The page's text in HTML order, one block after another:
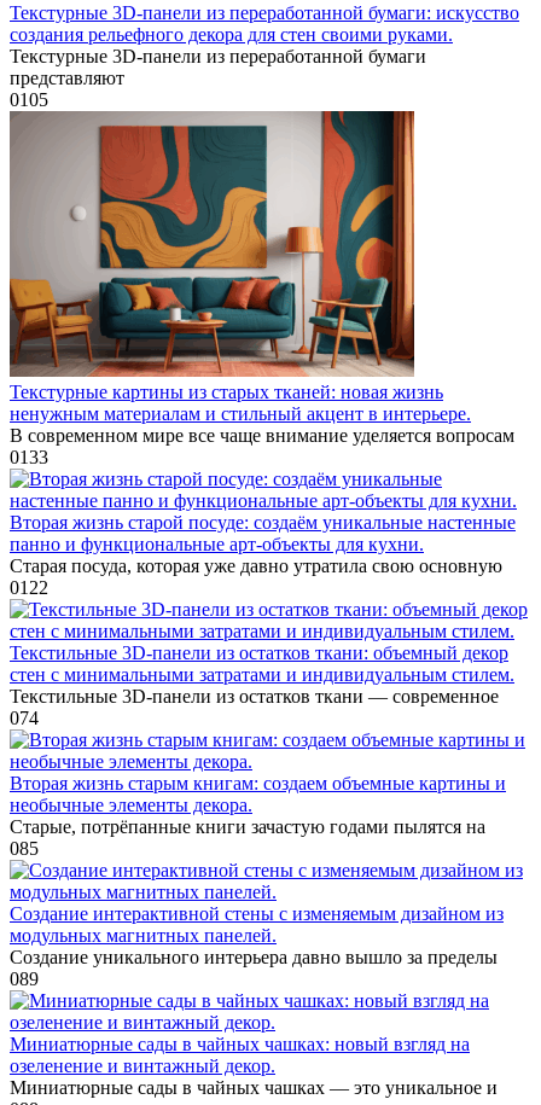
Текстурные 3D-панели из переработанной бумаги: искусство
создания рельефного декора для стен своими руками.
Текстурные 3D-панели из переработанной бумаги
представляют
0105
Текстурные картины из старых тканей: новая жизнь
ненужным материалам и стильный акцент в интерьере.
В современном мире все чаще внимание уделяется вопросам
0133
Вторая жизнь старой посуде: создаём уникальные настенные
панно и функциональные арт-объекты для кухни.
Старая посуда, которая уже давно утратила свою основную
0122
Текстильные 3D-панели из остатков ткани: объемный декор
стен с минимальными затратами и индивидуальным стилем.
Текстильные 3D-панели из остатков ткани — современное
074
Вторая жизнь старым книгам: создаем объемные картины и
необычные элементы декора.
Старые, потрёпанные книги зачастую годами пылятся на
085
Создание интерактивной стены с изменяемым дизайном из
модульных магнитных панелей.
Создание уникального интерьера давно вышло за пределы
089
Миниатюрные сады в чайных чашках: новый взгляд на
озеленение и винтажный декор.
Миниатюрные сады в чайных чашках — это уникальное и